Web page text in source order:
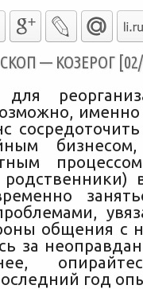
— КОЗЕРОГ [02/
именно
бизнесом,
общения с
за
год